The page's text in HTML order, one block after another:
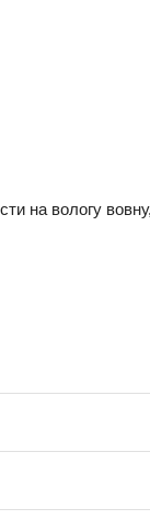
на вологу вовну,